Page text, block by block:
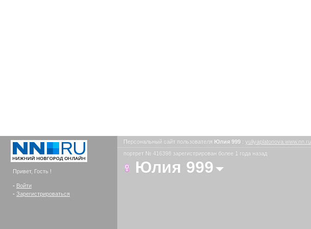
Привет, Гость !
- Войти
- Зарегистрироваться
Персональный сайт пользователя Юлия 999 : yuliyaplatonova.www.nn.ru
портрет № 416398 зарегистрирован более 1 года назад
Юлия 999